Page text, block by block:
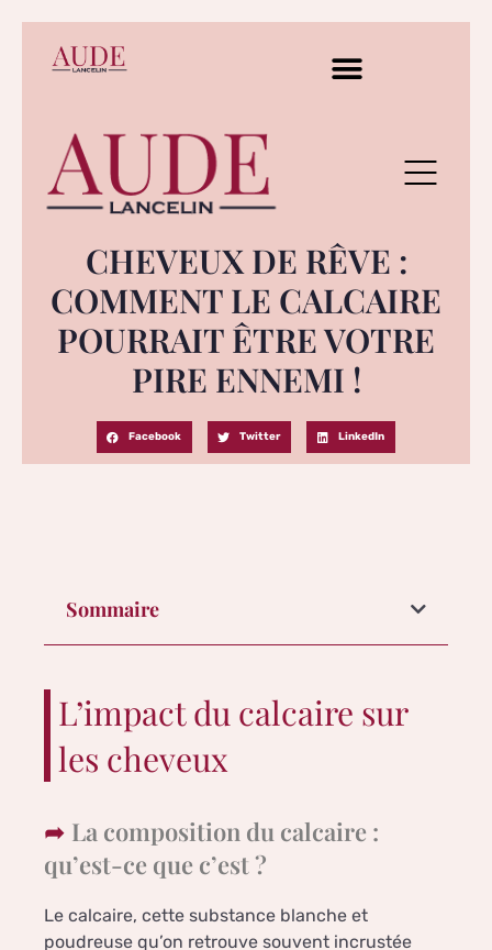
CHEVEUX DE RÊVE :
COMMENT LE CALCAIRE
POURRAIT ÊTRE VOTRE
PIRE ENNEMI !
Facebook Twitter LinkedIn
Sommaire
L’impact du calcaire sur
les cheveux
La composition du calcaire :
qu’est-ce que c’est ?
Le calcaire, cette substance blanche et
poudreuse qu’on retrouve souvent incrustée